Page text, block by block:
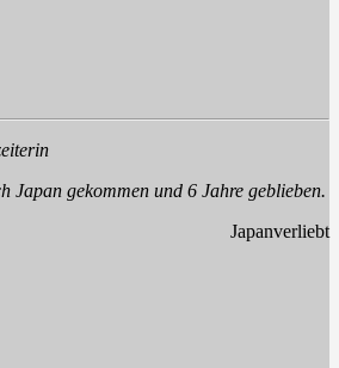
Japan gekommen und 6 Jahre geblieben.
Japanverliebt